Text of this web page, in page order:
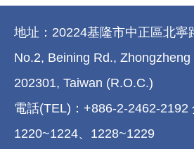
地址：20224基隆市中正區北寧
No.2, Beining Rd.,
202301, Taiwan (R.O.C.)
電話(TEL)：+886-2-2462-2192
1220~1224、1228~1229